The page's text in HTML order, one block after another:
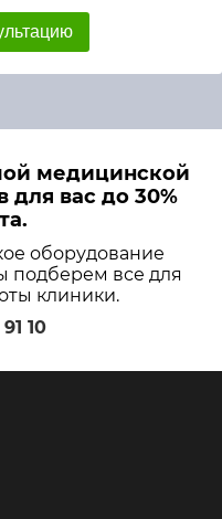
медицинской
для вас до 30%
оборудование
подберем все для
клиники.
10